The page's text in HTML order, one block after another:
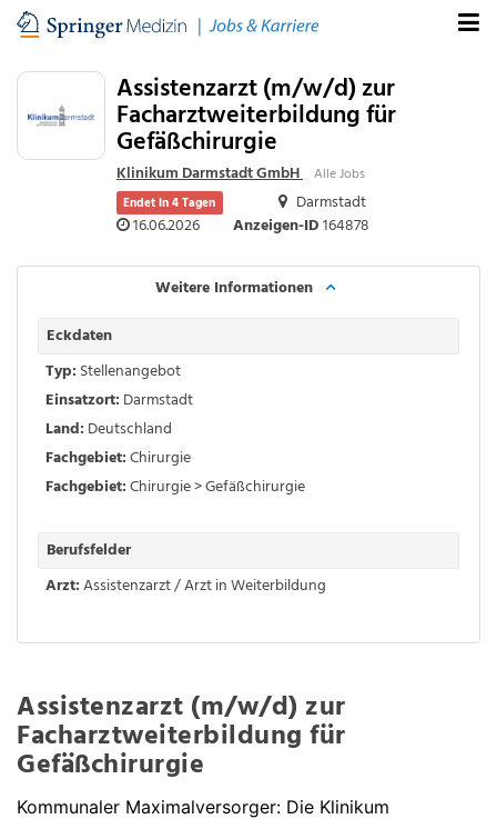
Assistenzarzt (m/w/d) zur
Facharztweiterbildung für
Gefäßchirurgie
Klinikum Darmstadt GmbH Alle Jobs
Endet in 4 Tagen
Darmstadt
16.06.2026
Anzeigen-ID164878
Weitere Informationen
Eckdaten
Typ: Stellenangebot
Einsatzort: Darmstadt
Land: Deutschland
Fachgebiet:Chirurgie
Fachgebiet:Chirurgie > Gefäßchirurgie
Berufsfelder
Arzt:Assistenzarzt / Arzt in Weiterbildung
Assistenzarzt (m/w/d) zur
Facharztweiterbildung für
Gefäßchirurgie
Kommunaler Maximalversorger: Die Klinikum